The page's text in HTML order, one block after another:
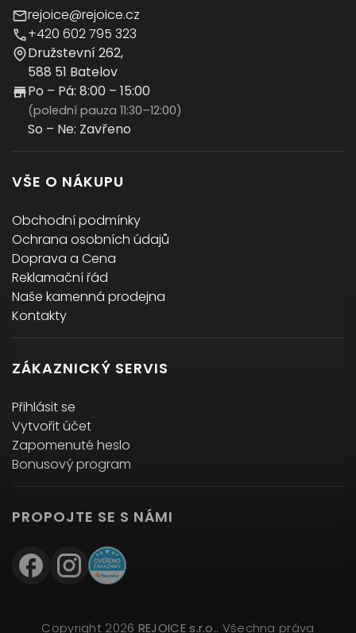
rejoice@rejoice.cz
+420 602 795 323
Družstevní 262,
588 51 Batelov
Po – Pá: 8:00 – 15:00
(polední pauza 11:30–12:00)
So – Ne: Zavřeno
VŠE O NÁKUPU
Obchodní podmínky
Ochrana osobních údajů
Doprava a Cena
Reklamační řád
Naše kamenná prodejna
Kontakty
ZÁKAZNICKÝ SERVIS
Přihlásit se
Vytvořit účet
Zapomenuté heslo
Bonusový program
PROPOJTE SE S NÁMI
Copyright 2026 REJOICE s.r.o.. Všechna práva